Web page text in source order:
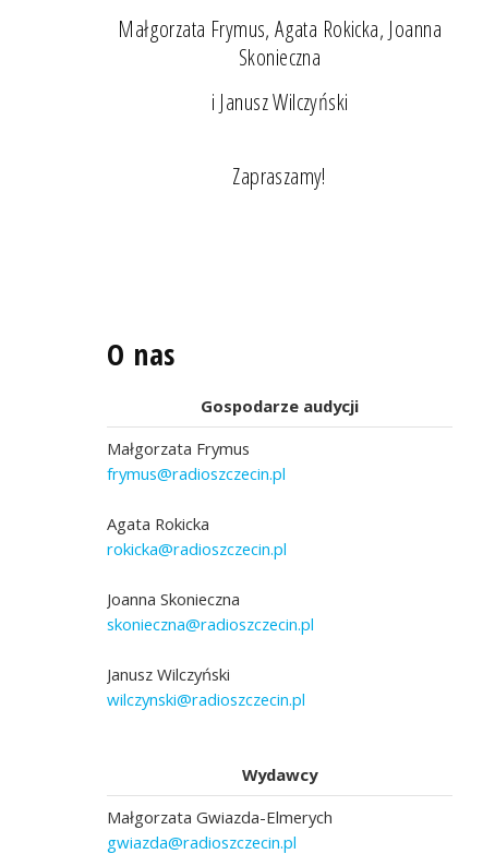
Małgorzata Frymus, Agata Rokicka, Joanna
Skonieczna
i Janusz Wilczyński
Zapraszamy!
O nas
Gospodarze audycji
Małgorzata Frymus
frymus@radioszczecin.pl
Agata Rokicka
rokicka@radioszczecin.pl
Joanna Skonieczna
skonieczna@radioszczecin.pl
Janusz Wilczyński
wilczynski@radioszczecin.pl
Wydawcy
Małgorzata Gwiazda-Elmerych
gwiazda@radioszczecin.pl